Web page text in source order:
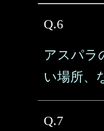
Q.6
アスパラ
い場所、
Q.7